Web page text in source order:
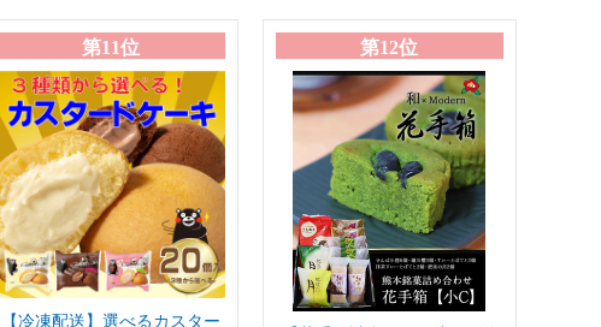
第11位
【冷凍配送】選べるカスター
第12位